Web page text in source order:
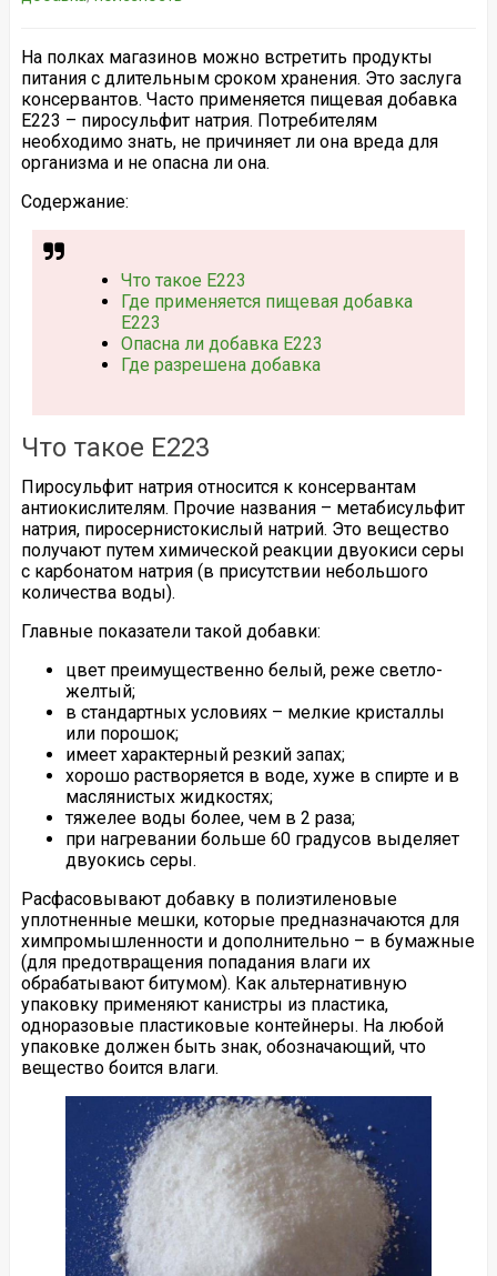
На полках магазинов можно встретить продукты
питания с длительным сроком хранения. Это заслуга
консервантов. Часто применяется пищевая добавка
Е223 – пиросульфит натрия. Потребителям
необходимо знать, не причиняет ли она вреда для
организма и не опасна ли она.
Содержание:
Что такое Е223
Где применяется пищевая добавка
Е223
Опасна ли добавка Е223
Где разрешена добавка
Что такое Е223
Пиросульфит натрия относится к консервантам
антиокислителям. Прочие названия – метабисульфит
натрия, пиросернистокислый натрий. Это вещество
получают путем химической реакции двуокиси серы
с карбонатом натрия (в присутствии небольшого
количества воды).
Главные показатели такой добавки:
цвет преимущественно белый, реже светло-
желтый;
в стандартных условиях – мелкие кристаллы
или порошок;
имеет характерный резкий запах;
хорошо растворяется в воде, хуже в спирте и в
маслянистых жидкостях;
тяжелее воды более, чем в 2 раза;
при нагревании больше 60 градусов выделяет
двуокись серы.
Расфасовывают добавку в полиэтиленовые
уплотненные мешки, которые предназначаются для
химпромышленности и дополнительно – в бумажные
(для предотвращения попадания влаги их
обрабатывают битумом). Как альтернативную
упаковку применяют канистры из пластика,
одноразовые пластиковые контейнеры. На любой
упаковке должен быть знак, обозначающий, что
вещество боится влаги.